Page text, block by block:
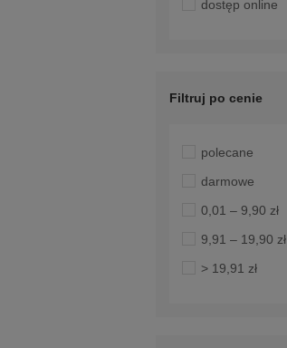
dostęp online
Filtruj po cenie
polecane
darmowe
0,01 – 9,90 zł
9,91 – 19,90 zł
> 19,91 zł